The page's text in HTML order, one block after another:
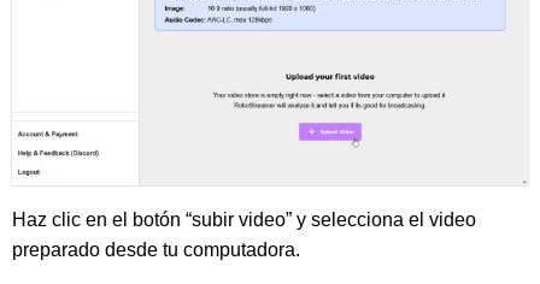
Haz clic en el botón “subir video” y selecciona el video
preparado desde tu computadora.